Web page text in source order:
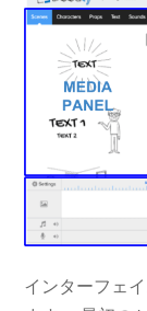
インターフェ